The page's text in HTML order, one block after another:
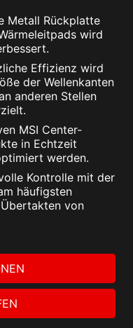
Metall Rückplatte
wird
Effizienz wird
der Wellenkanten
anderen Stellen
MSI Center-
in Echtzeit
werden.
Kontrolle mit der
häufigsten
von